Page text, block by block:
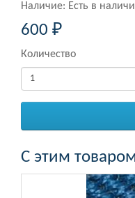
Наличие: Есть в
600 ₽
Количество
С этим